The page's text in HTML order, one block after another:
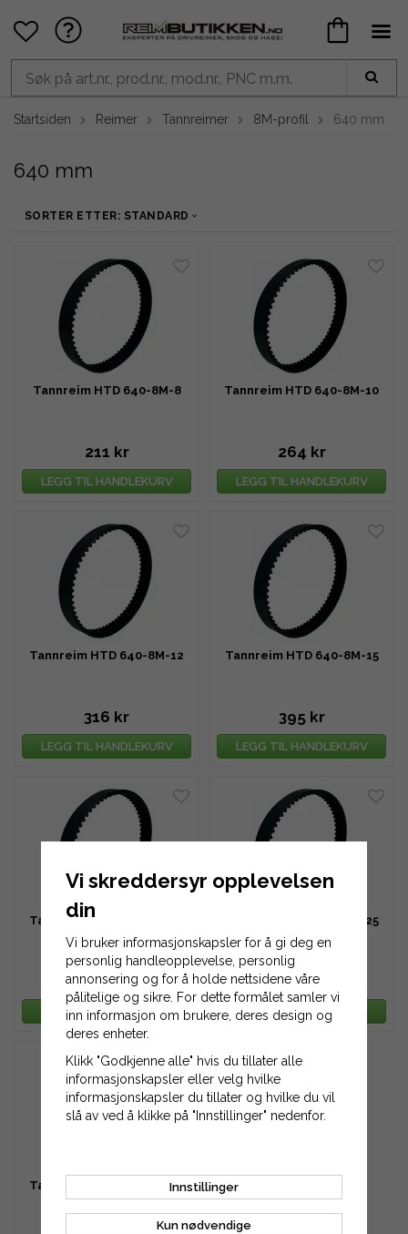
Startsiden Reimer Tannreimer 8M-profil 640 mm
640 mm
SORTER ETTER: STANDARD
Tannreim HTD 640-8M-8
211 kr
LEGG TIL HANDLEKURV
Tannreim HTD 640-8M-10
264 kr
LEGG TIL HANDLEKURV
Tannreim HTD 640-8M-12
316 kr
LEGG TIL HANDLEKURV
Tannreim HTD 640-8M-15
395 kr
LEGG TIL HANDLEKURV
Tannreim HTD 640-8M-20
527 kr
LEGG TIL HANDLEKURV
Tannreim HTD 640-8M-25
658 kr
LEGG TIL HANDLEKURV
Tannreim HTD 640-8M-30
Vi skreddersyr opplevelsen
din
Vi bruker informasjonskapsler for å gi deg en
personlig handleopplevelse, personlig
annonsering og for å holde nettsidene våre
pålitelige og sikre. For dette formålet samler vi
inn informasjon om brukere, deres design og
deres enheter.
Klikk "Godkjenne alle" hvis du tillater alle
informasjonskapsler eller velg hvilke
informasjonskapsler du tillater og hvilke du vil
slå av ved å klikke på "Innstillinger" nedenfor.
Innstillinger
Kun nødvendige